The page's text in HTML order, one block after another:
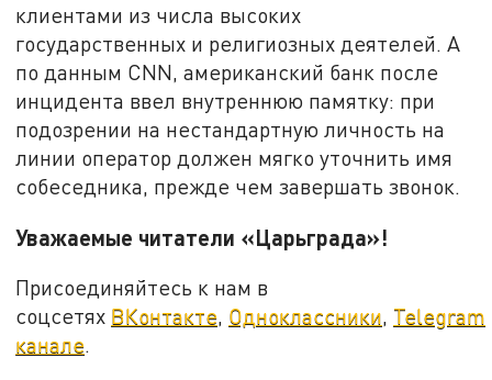
клиентами из числа высоких
государственных и религиозных деятелей. А
по данным CNN, американский банк после
инцидента ввел внутреннюю памятку: при
подозрении на нестандартную личность на
линии оператор должен мягко уточнить имя
собеседника, прежде чем завершать звонок.
Уважаемые читатели «Царьграда»!
Присоединяйтесь к нам в
соцсетях ВКонтакте, Одноклассники, Telegram
канале.